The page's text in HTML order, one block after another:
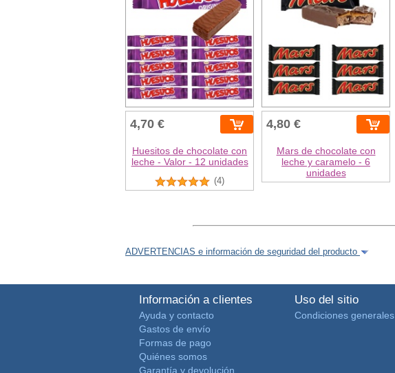
4,70 €
Huesitos de chocolate con
leche - Valor - 12 unidades
(4)
4,80 €
Mars de chocolate con
leche y caramelo - 6
unidades
ADVERTENCIAS e información de seguridad del producto
Información a clientes
Ayuda y contacto
Gastos de envío
Formas de pago
Quiénes somos
Garantía y devolución
Uso del sitio
Condiciones generales